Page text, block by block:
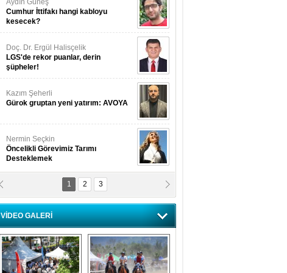
Aydın Güneş
Cumhur İttifakı hangi kabloyu
kesecek?
Doç. Dr. Ergül Halisçelik
LGS'de rekor puanlar, derin
şüpheler!
Kazım Şeherli
Gürok gruptan yeni yatırım: AVOYA
Nermin Seçkin
Öncelikli Görevimiz Tarımı
Desteklemek
Nilüfer Menekli Buzcular
Siz Hiç Kelebeklerin Sesini
Duydunuz Mu?
1 2 3
VİDEO GALERİ